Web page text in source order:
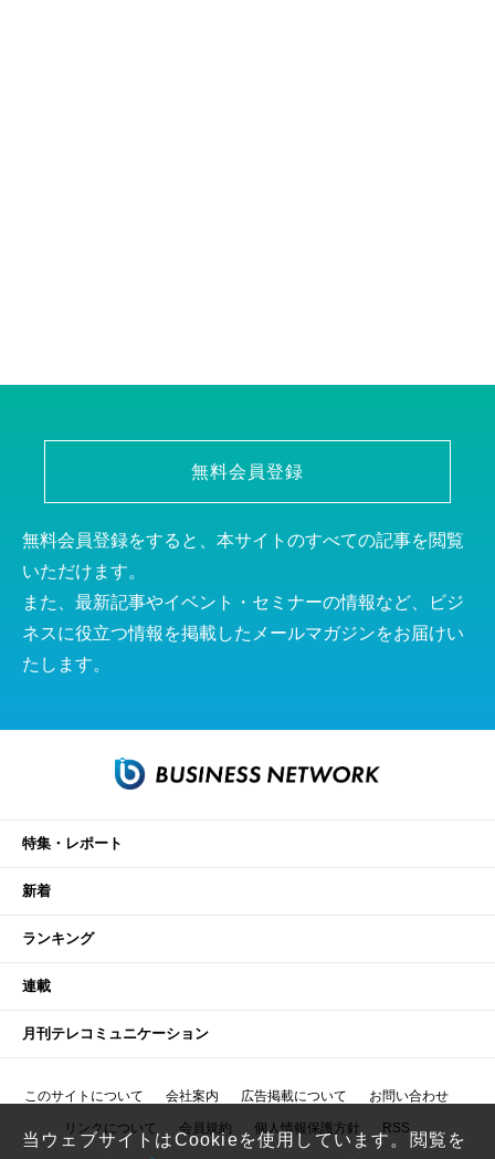
無料会員登録
無料会員登録をすると、本サイトのすべての記事を閲覧
いただけます。
また、最新記事やイベント・セミナーの情報など、ビジ
ネスに役立つ情報を掲載したメールマガジンをお届けい
たします。
特集・レポート
新着
ランキング
連載
月刊テレコミュニケーション
このサイトについて 会社案内 広告掲載について お問い合わせ
リンクについて 会員規約 個人情報保護方針 RSS
当ウェブサイトはCookieを使用しています。閲覧を